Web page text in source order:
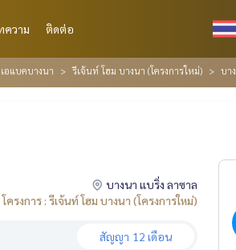
วาม ติดต่อ
อแบคบางนา รีเจ้นท์ โฮม บางนา (โครงการใหม่) บา
บางนา แบริ่ง ลาซาล
โครงการ : รีเจ้นท์ โฮม บางนา (โครงการใหม่)
สัญญา 12 เดือน